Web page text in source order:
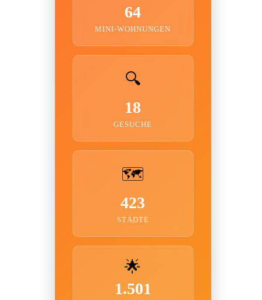
64
MINI-WOHNUNGEN
🔍
18
GESUCHE
🗺️
423
STÄDTE
🌟
1.501